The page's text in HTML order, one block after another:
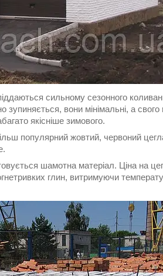
сильному сезонного
зупиняється, вони мінімальні, а
якісніше зимового.
популярний жовтий, червоний
шамотна матеріал. Ціна
глин, витримуючи